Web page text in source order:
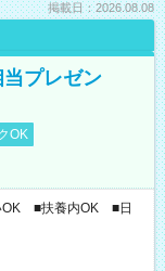
掲載日：2026.08.08
プレゼン
OK
OK ■扶養内OK ■日